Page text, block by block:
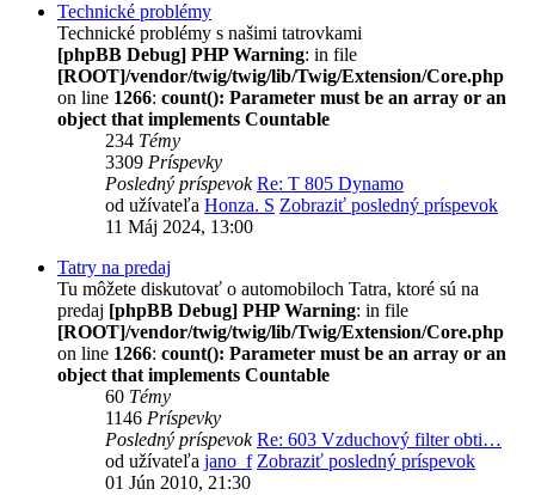
Technické problémy
Technické problémy s našimi tatrovkami
[phpBB Debug] PHP Warning: in file
[ROOT]/vendor/twig/twig/lib/Twig/Extension/Core.php
on line 1266: count(): Parameter must be an array or an
object that implements Countable
234 Témy
3309 Príspevky
Posledný príspevok Re: T 805 Dynamo
od užívateľa Honza. S Zobraziť posledný príspevok
11 Máj 2024, 13:00
Tatry na predaj
Tu môžete diskutovať o automobiloch Tatra, ktoré sú na
predaj [phpBB Debug] PHP Warning: in file
[ROOT]/vendor/twig/twig/lib/Twig/Extension/Core.php
on line 1266: count(): Parameter must be an array or an
object that implements Countable
60 Témy
1146 Príspevky
Posledný príspevok Re: 603 Vzduchový filter obti…
od užívateľa jano_f Zobraziť posledný príspevok
01 Jún 2010, 21:30